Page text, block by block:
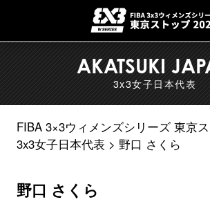
AKATSUKI
3x3女子日本代表
FIBA 3×3ウィメンズシリーズ 東京
3x3女子日本代表
野口 さくら
野口 さくら